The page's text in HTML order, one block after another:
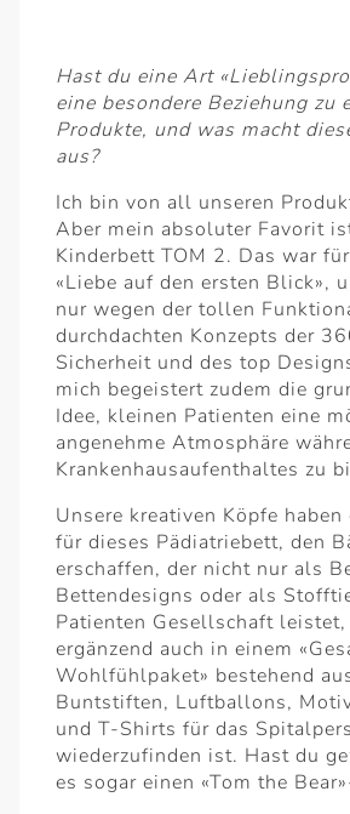
Hast du eine Art
eine besondere Beziehung zu
Produkte, und was macht
aus?
Ich bin von all unseren
Aber mein absoluter Favorit
Kinderbett TOM 2. Das war
«Liebe auf den ersten Blick»,
nur wegen der tollen
durchdachten Konzepts der
Sicherheit und des top
mich begeistert zudem die
Idee, kleinen Patienten eine
angenehme Atmosphäre
Krankenhausaufenthaltes zu
Unsere kreativen Köpfe
für dieses Pädiatriebett, den
erschaffen, der nicht nur als
Bettendesigns oder als
Patienten Gesellschaft leistet,
ergänzend auch in einem
Wohlfühlpaket» bestehend
Buntstiften, Luftballons,
und T-Shirts für das
wiederzufinden ist. Hast du
es sogar einen «Tom the